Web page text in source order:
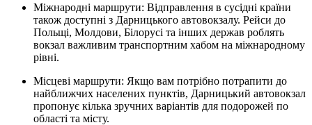
Міжнародні маршрути: Відправлення в сусідні країни
також доступні з Дарницького автовокзалу. Рейси до
Польщі, Молдови, Білорусі та інших держав роблять
вокзал важливим транспортним хабом на міжнародному
рівні.
Місцеві маршрути: Якщо вам потрібно потрапити до
найближчих населених пунктів, Дарницький автовокзал
пропонує кілька зручних варіантів для подорожей по
області та місту.